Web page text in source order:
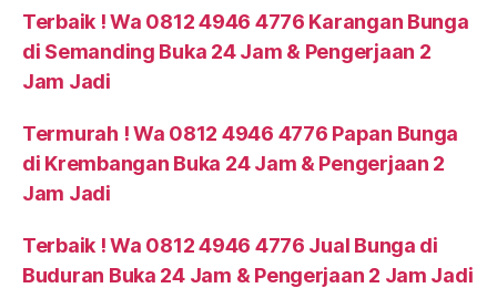
Terbaik ! Wa 0812 4946 4776 Karangan Bunga
di Semanding Buka 24 Jam & Pengerjaan 2
Jam Jadi
Termurah ! Wa 0812 4946 4776 Papan Bunga
di Krembangan Buka 24 Jam & Pengerjaan 2
Jam Jadi
Terbaik ! Wa 0812 4946 4776 Jual Bunga di
Buduran Buka 24 Jam & Pengerjaan 2 Jam Jadi